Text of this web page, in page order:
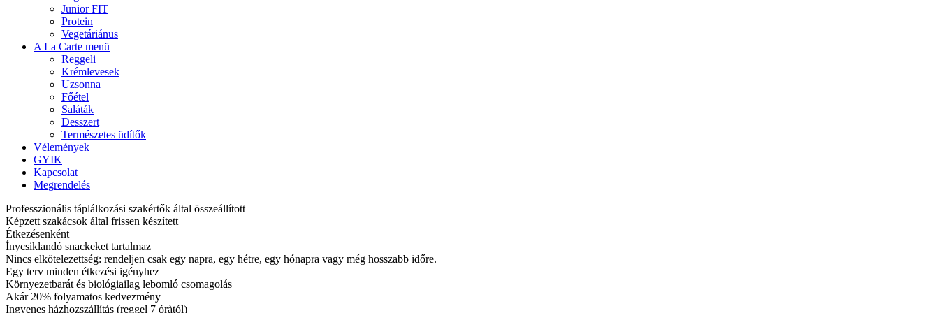
Junior FIT
Protein
Vegetáriánus
A La Carte menü
Reggeli
Krémlevesek
Uzsonna
Főétel
Saláták
Desszert
Természetes üdítők
Vélemények
GYIK
Kapcsolat
Megrendelés
Professzionális táplálkozási szakértők által összeállított
Képzett szakácsok által frissen készített
Étkezésenként
Ínycsiklandó snackeket tartalmaz
Nincs elkötelezettség: rendeljen csak egy napra, egy hétre, egy hónapra vagy még hosszabb időre.
Egy terv minden étkezési igényhez
Környezetbarát és biológiailag lebomló csomagolás
Akár 20% folyamatos kedvezmény
Ingyenes házhozszállítás (reggel 7 óràtól)